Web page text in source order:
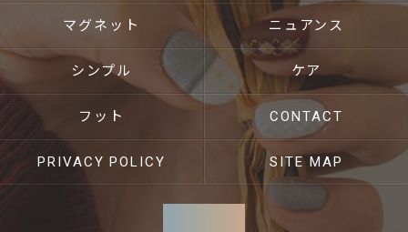
マグネット ニュアンス
シンプル ケア
フット CONTACT
PRIVACY POLICY SITE MAP